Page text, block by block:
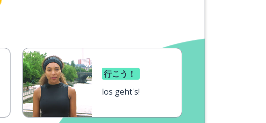
行こう！
los geht's!